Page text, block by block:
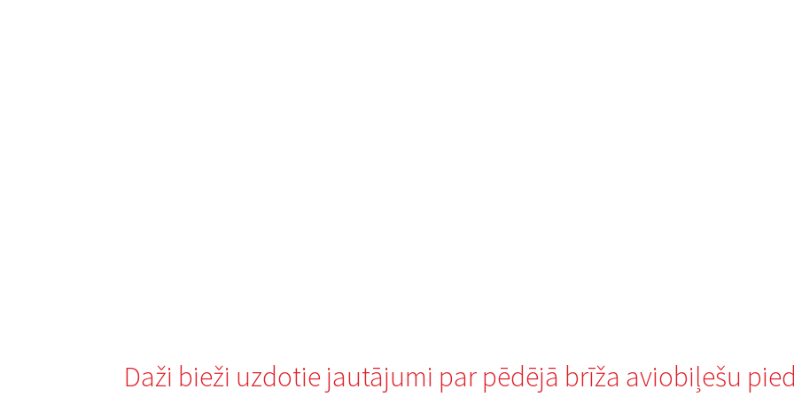
Daži bieži uzdotie jautājumi par pēdējā brīža aviobiļešu